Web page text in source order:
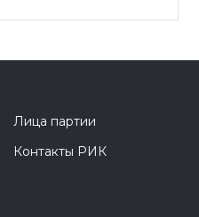
Лица партии
Контакты РИК